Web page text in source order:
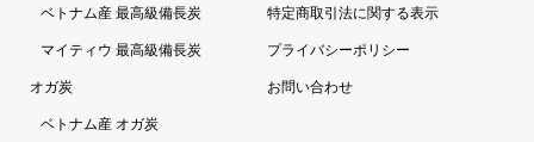
ベトナム産 最高級備長炭
マイティウ 最高級備長炭
オガ炭
ベトナム産 オガ炭
特定商取引法に関する表示
プライバシーポリシー
お問い合わせ